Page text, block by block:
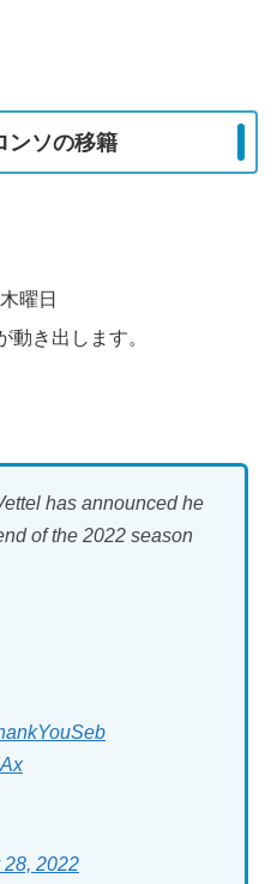
ンソの移籍
曜日
動き出します。
has announced he
of the 2022 season
28, 2022